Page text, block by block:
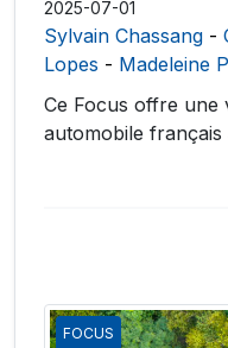
2025-07-01
Sylvain Chassang -
Lopes - Madeleine
Ce Focus offre une
automobile français
FOCUS